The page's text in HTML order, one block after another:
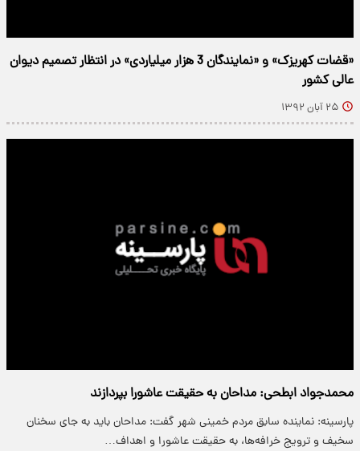
«قضات کهریزک» و «نمایندگان 3 هزار میلیاردی» در انتظار تصمیم دیوان
عالی کشور
۲۵ آبان ۱۳۹۲
محمدجواد ابطحی: مداحان به حقیقت عاشورا بپردازند
پارسینه: نماینده سابق مردم خمینی شهر گفت: مداحان باید به جای سخنان
سخیف و ترویج خرافه‌ها، به حقیقت عاشورا و اهداف…